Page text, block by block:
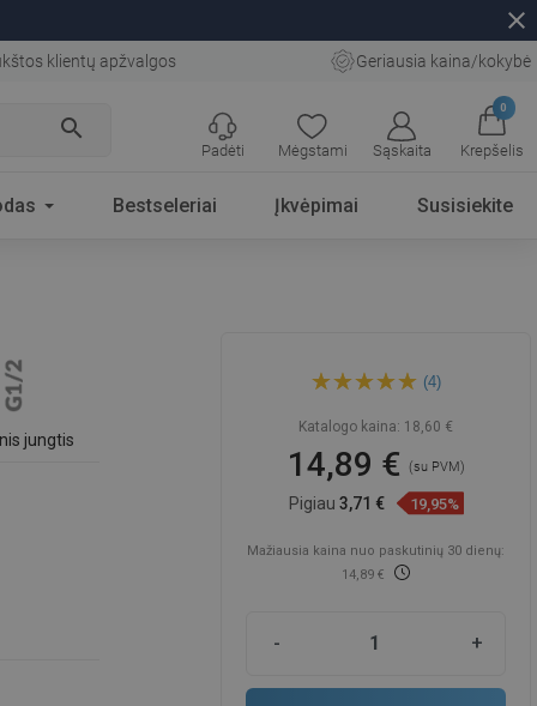
close
klientų apžvalgos Geriausia kaina/kokybė
search
Mėgstami Sąskaita
0
Krepšelis
Padėti
Bestseleriai Įkvėpimai Susisiekite
jungtis
prijungimas, baltas - 79301-
(4)
Katalogo kaina: 18,60 €
14,89 € (su PVM)
Pigiau3,71 € 19,95%
Mažiausia kaina nuo paskutinių 30 dienų:
14,89 €
- +